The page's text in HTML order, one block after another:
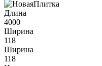
Длина
4000
Ширина
118
Ширина
118